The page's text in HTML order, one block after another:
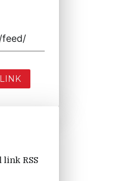
link RSS